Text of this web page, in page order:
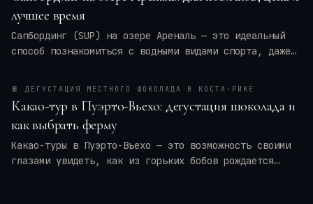
тура, требования к физической форме, оптимальные
месяцы и актуальные цены на 2026 год. Вы также
получите практические советы по экипировке и
безопасности, чтобы ваше путешествие вКоста-Рику
лучшее время
Сапбординг (SUP) на озере Ареналь — это идеальный
способ познакомиться с водными видами спорта, даже
туры и аренда досок, когда лучше всего ехать, чтобы
избежать ветра и дождей, и как подготовиться к
первому выходу на SUP. Вы узнаете всё, чтобы
спланировать идеальный день на воде в Ла-Фортуне.
🍫 ДЕГУСТАЦИЯ МЕСТНОГО ШОКОЛАДА В КОСТА-РИКЕ
Какао-тур в Пуэрто-Вьехо: дегустация шоколада и
как выбрать ферму
Какао-туры в Пуэрто-Вьехо — это возможность своими
глазами увидеть, как из горьких бобов рождается